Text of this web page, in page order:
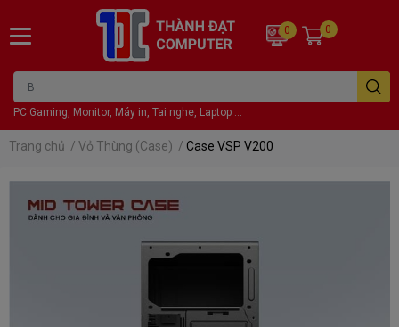
PC Gaming, Monitor, Máy in, Tai nghe, Laptop ...
0 0
Trang chủ / Vỏ Thùng (Case) / Case VSP V200